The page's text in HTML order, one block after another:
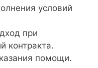
условий
при
контракта.
помощи.